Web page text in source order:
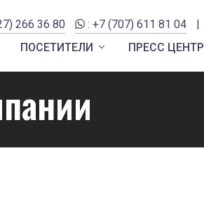
266 36 80 : +7 (707) 611 81 04 |
ПОСЕТИТЕЛИ ПРЕСС ЦЕНТР